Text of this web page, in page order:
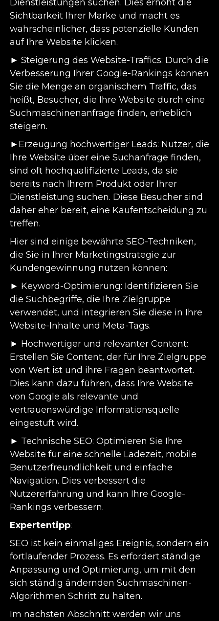
Dienstleistungen suchen. Dies erhöht die
Sichtbarkeit Ihrer Marke und macht es
wahrscheinlicher, dass potenzielle Kunden
auf Ihre Website klicken.
► Steigerung des Website-Traffics: Durch die
Verbesserung Ihrer Google-Rankings können
Sie die Menge an organischem Traffic, das
heißt, Besucher, die Ihre Website durch eine
Suchmaschinenanfrage finden, erheblich
steigern.
►Erzeugung hochwertiger Leads: Nutzer, die
Ihre Website über eine Suchanfrage finden,
sind oft hochqualifizierte Leads, da sie
bereits nach Ihrem Produkt oder Ihrer
Dienstleistung suchen. Diese Besucher sind
daher eher bereit, eine Kaufentscheidung zu
treffen.
Hier sind einige bewährte SEO-Techniken,
die Sie in Ihrer Marketingstrategie zur
Kundengewinnung nutzen können:
► Keyword-Optimierung: Identifizieren Sie
die Suchbegriffe, die Ihre Zielgruppe
verwendet, und integrieren Sie diese in Ihre
Website-Inhalte und Meta-Tags.
► Hochwertiger und relevanter Content:
Erstellen Sie Content, der für Ihre Zielgruppe
von Wert ist und ihre Fragen beantwortet.
Dies kann dazu führen, dass Ihre Website
von Google als relevante und
vertrauenswürdige Informationsquelle
eingestuft wird.
► Technische SEO: Optimieren Sie Ihre
Website für eine schnelle Ladezeit, mobile
Benutzerfreundlichkeit und einfache
Navigation. Dies verbessert die
Nutzererfahrung und kann Ihre Google-
Rankings verbessern.
Expertentipp:
SEO ist kein einmaliges Ereignis, sondern ein
fortlaufender Prozess. Es erfordert ständige
Anpassung und Optimierung, um mit den
sich ständig ändernden Suchmaschinen-
Algorithmen Schritt zu halten.
Im nächsten Abschnitt werden wir uns